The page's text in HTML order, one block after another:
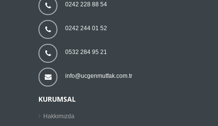
0242 228 88 54
0242 244 01 52
0532 284 95 21
info@ucgenmutfak.com.tr
KURUMSAL
Hakkımızda